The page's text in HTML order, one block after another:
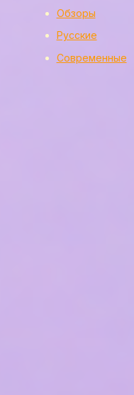
Обзоры
Русские
Современные